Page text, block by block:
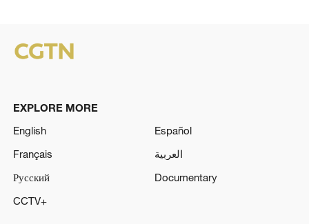
EXPLORE MORE
English
Español
Français
العربية
Русский
Documentary
CCTV+